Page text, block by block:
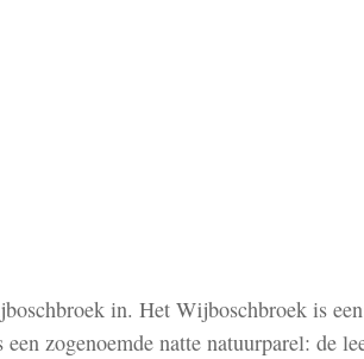
in. Het Wijboschbroek is
zogenoemde natte natuurparel: de